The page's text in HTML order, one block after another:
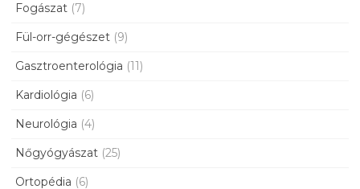
Fogászat (7)
Fül-orr-gégészet (9)
Gasztroenterológia (11)
Kardiológia (6)
Neurológia (4)
Nőgyógyászat (25)
Ortopédia (6)